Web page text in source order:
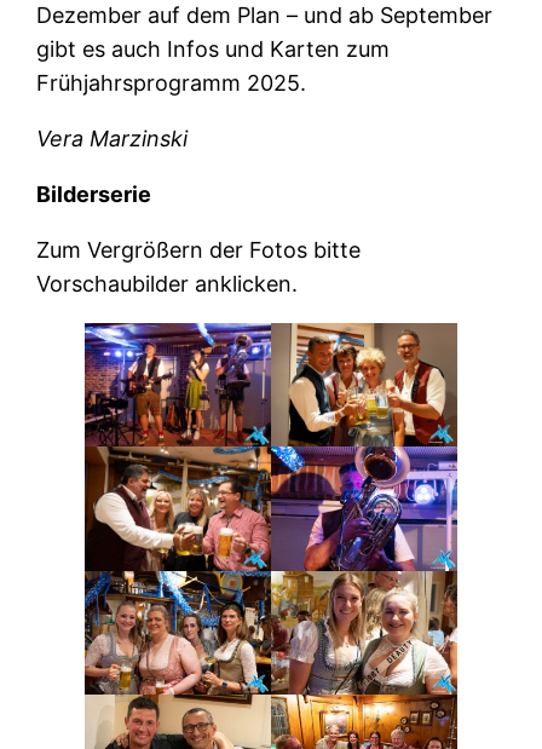
Dezember auf dem Plan – und ab September
gibt es auch Infos und Karten zum
Frühjahrsprogramm 2025.
Vera Marzinski
Bilderserie
Zum Vergrößern der Fotos bitte
Vorschaubilder anklicken.